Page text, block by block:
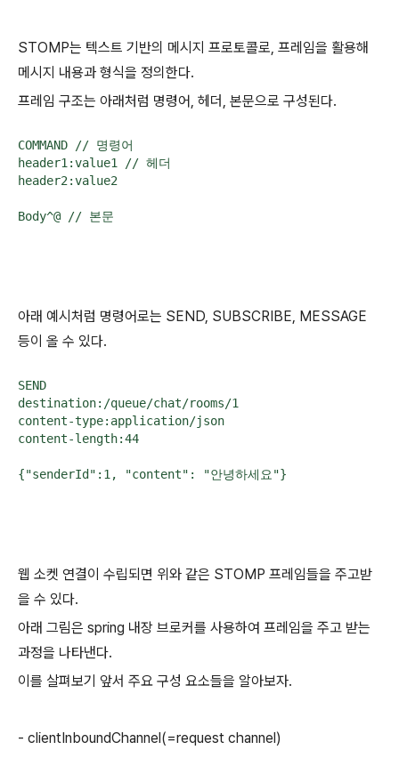
STOMP는 텍스트 기반의 메시지 프로토콜로, 프레임을 활용해
메시지 내용과 형식을 정의한다.
프레임 구조는 아래처럼 명령어, 헤더, 본문으로 구성된다.
COMMAND // 명령어
header1:value1 // 헤더
header2:value2
Body^@ // 본문
아래 예시처럼 명령어로는 SEND, SUBSCRIBE, MESSAGE
등이 올 수 있다.
SEND
destination:/queue/chat/rooms/1
content-type:application/json
content-length:44
{"senderId":1, "content": "안녕하세요"}
웹 소켓 연결이 수립되면 위와 같은 STOMP 프레임들을 주고받
을 수 있다.
아래 그림은 spring 내장 브로커를 사용하여 프레임을 주고 받는
과정을 나타낸다.
이를 살펴보기 앞서 주요 구성 요소들을 알아보자.
- clientInboundChannel(=request channel)